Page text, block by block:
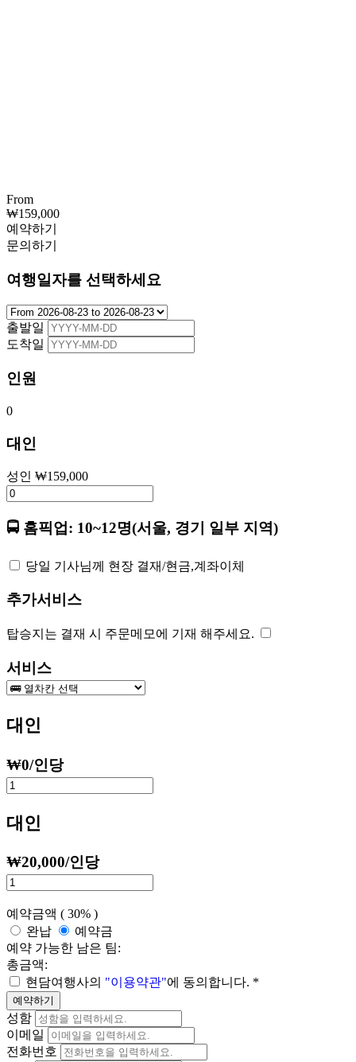
From
₩159,000
예약하기
문의하기
여행일자를 선택하세요
출발일
도착일
인원
0
대인
성인 ₩159,000
🚍 홈픽업: 10~12명(서울, 경기 일부 지역)
당일 기사님께 현장 결재/현금,계좌이체
추가서비스
탑승지는 결재 시 주문메모에 기재 해주세요.
서비스
대인
₩0/인당
대인
₩20,000/인당
예약금액 ( 30% )
완납
예약금
예약 가능한 남은 팀:
총금액:
현담여행사의 "이용약관"에 동의합니다. *
예약하기
성함
이메일
전화번호